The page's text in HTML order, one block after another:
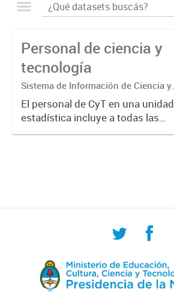
Personal de ciencia y
tecnología
Sistema de Información de Ciencia y
Tecnología Argentino (SICYTAR)
El personal de CyT en una unidad
estadística incluye a todas las
personas involucradas